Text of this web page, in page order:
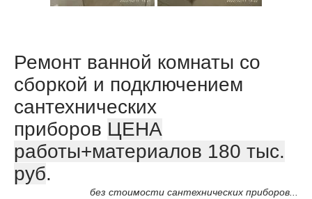
Ремонт ванной комнаты со
сборкой и подключением
сантехнических
приборов ЦЕНА
работы+материалов 180 тыс.
руб.
без стоимости сантехнических приборов...